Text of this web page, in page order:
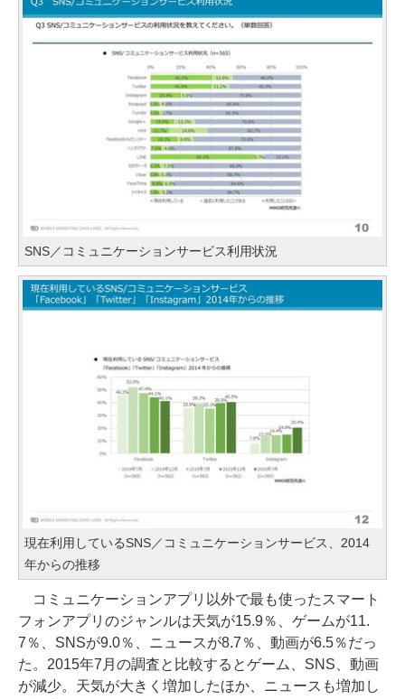
SNS／コミュニケーションサービス利用状況
現在利用しているSNS／コミュニケーションサービス、2014
年からの推移
コミュニケーションアプリ以外で最も使ったスマート
フォンアプリのジャンルは天気が15.9％、ゲームが11.
7％、SNSが9.0％、ニュースが8.7％、動画が6.5％だっ
た。2015年7月の調査と比較するとゲーム、SNS、動画
が減少。天気が大きく増加したほか、ニュースも増加し